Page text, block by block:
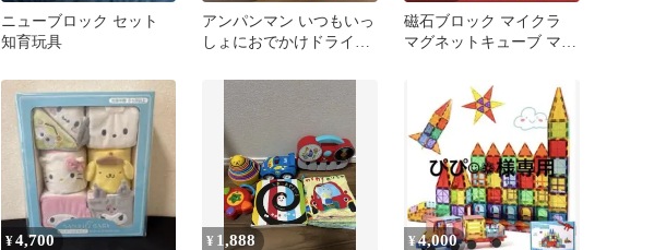
ニューブロック セット
知育玩具
アンパンマン いつもいっ
しょにおでかけドライブ
磁石ブロック マイクラ
マグネットキューブ マグ
マイクラマグネットブロ
ック ミニフィグ 滝／下
界／宝石店／道具屋／ベ
ーカリー マイワールド
128ピース diy world マイ
クラ おもちゃ 誕生日 入
園 卒業プレゼント T059
¥4,700 ¥ 1,888 ¥4,000